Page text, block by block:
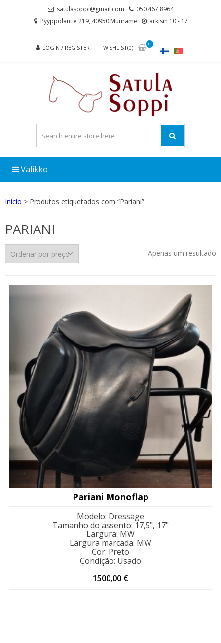
satulasoppi@gmail.com
050 467 8964
Pyyppöläntie 219, 40950 Muurame
arkisin 10 - 17
LOGIN / REGISTER WISHLIST(0)
0
Valikko
Início > Produtos etiquetados com “Pariani”
PARIANI
Apenas um resultado
Pariani Monoflap
Modelo: Dressage
Tamanho do assento: 17,5", 17"
Largura: MW
Largura marcada: MW
Cor: Preto
Condição: Usado
1500,00 €